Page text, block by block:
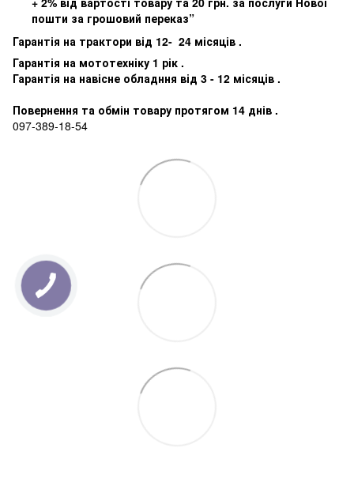
пошти за грошовий переказ”
Гарантія на трактори від 12- 24 місяців .
Гарантія на мототехніку 1 рік .
Гарантія на навісне обладння від 3 - 12 місяців .
Повернення та обмін товару протягом 14 днів .
097-389-18-54